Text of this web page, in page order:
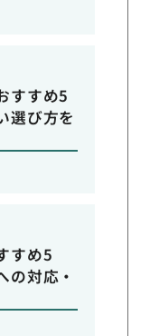
すすめ5
選び方を
すめ5
の対応・